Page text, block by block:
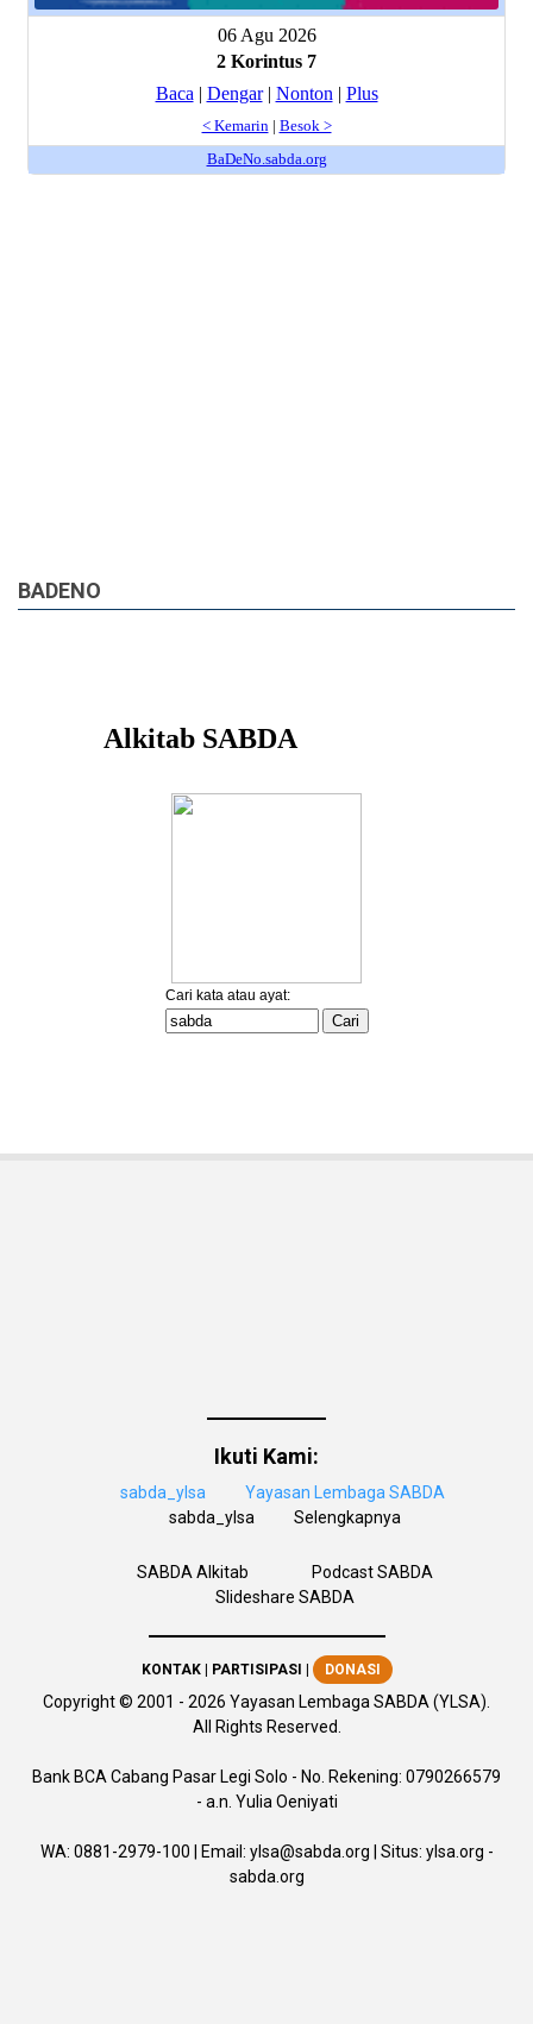
BADENO
Ikuti Kami:
sabda_ylsa
Yayasan Lembaga SABDA
sabda_ylsa
Selengkapnya
SABDA Alkitab
Podcast SABDA
Slideshare SABDA
KONTAK| PARTISIPASI DONASI
Copyright© 2001 - 2026 Yayasan Lembaga SABDA (YLSA).
All Rights Reserved.
Bank BCA Cabang Pasar Legi Solo - No. Rekening: 0790266579
- a.n. Yulia Oeniyati
WA: 0881-2979-100 | Email: ylsa@sabda.org | Situs: ylsa.org -
sabda.org